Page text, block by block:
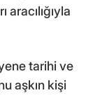
tarihi ve
aşkın kişi